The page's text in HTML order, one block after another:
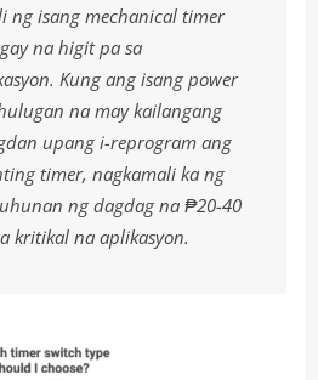
ng isang mechanical timer
na higit pa sa
Kung ang isang power
na may kailangang
upang i-reprogram ang
timer, nagkamali ka ng
ng dagdag na ₱20-40
kritikal na aplikasyon.